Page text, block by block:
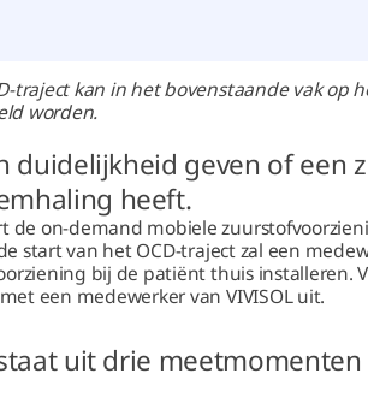
traject kan in het bovenstaande vak op
worden.
duidelijkheid geven of een
heeft.
de on-demand mobiele
start van het OCD-traject zal een
bij de patiënt thuis installeren.
een medewerker van VIVISOL uit.
uit drie